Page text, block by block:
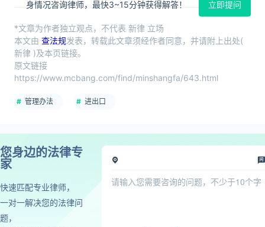
身情况咨询律师，最快3~15分钟获得解答！ 立即提问
*文章为作者独立观点，不代表 新律 立场
本文由 查法规发表，转载此文章须经作者同意，并请附上出处(
新律 )及本页链接。
原文链接
https://www.mcbang.com/find/minshangfa/643.html
管理办法 进出口
您身边的法律专
家
快速匹配专业律师，
一对一解决您的法律问
题，